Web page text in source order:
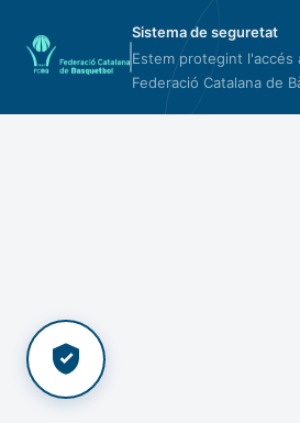
Sistema de seguretat
Estem protegint l'accés
Federació Catalana de